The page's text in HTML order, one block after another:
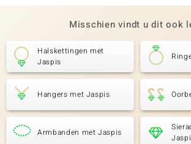
Misschien vindt u dit ook
Halskettingen met
Jaspis
Hangers met Jaspis
Armbanden met Jaspis